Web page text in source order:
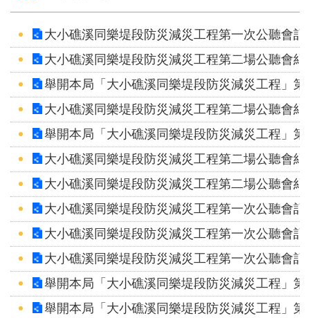
見
箱
常
見
問
答
政
平
臺
性
平
區
大小礁溪同樂堤段防災減災工程第一次公聽會記
大小礁溪同樂堤段防災減災工程第二場公聽會紀
舉開本局「大小礁溪同樂堤段防災減災工程」第
大小礁溪同樂堤段防災減災工程第二場公聽會紀
舉開本局「大小礁溪同樂堤段防災減災工程」第
大小礁溪同樂堤段防災減災工程第二場公聽會紀
大小礁溪同樂堤段防災減災工程第二場公聽會紀
大小礁溪同樂堤段防災減災工程第一次公聽會記
大小礁溪同樂堤段防災減災工程第一次公聽會記
大小礁溪同樂堤段防災減災工程第一次公聽會記
舉開本局「大小礁溪同樂堤段防災減災工程」第
舉開本局「大小礁溪同樂堤段防災減災工程」第